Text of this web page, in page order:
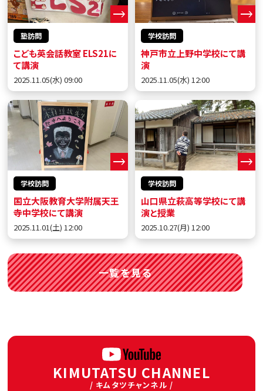
塾訪問
こども英会話教室 ELS21に
て講演
2025.11.05(水) 09:00
学校訪問
神戸市立上野中学校にて講
演
2025.11.05(水) 12:00
学校訪問
国立大阪教育大学附属天王
寺中学校にて講演
2025.11.01(土) 12:00
学校訪問
山口県立萩高等学校にて講
演と授業
2025.10.27(月) 12:00
一覧を見る
KIMUTATSU CHANNEL
/ キムタツチャンネル /